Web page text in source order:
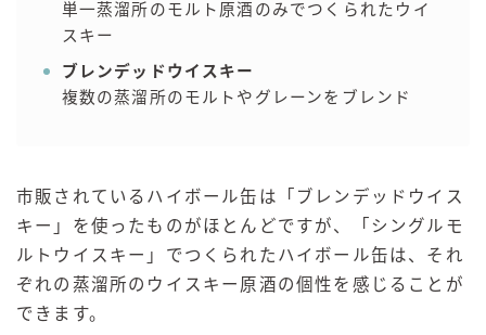
単一蒸溜所のモルト原酒のみでつくられたウイ
スキー
ブレンデッドウイスキー
複数の蒸溜所のモルトやグレーンをブレンド
市販されているハイボール缶は「ブレンデッドウイス
キー」を使ったものがほとんどですが、「シングルモ
ルトウイスキー」でつくられたハイボール缶は、それ
ぞれの蒸溜所のウイスキー原酒の個性を感じることが
できます。